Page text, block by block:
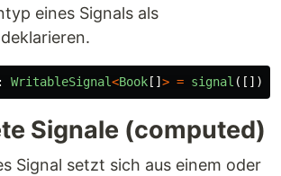
eines Signals als
: WritableSignal<Book [] > = signal ([]);
Signale (computed)
Signal setzt sich aus einem oder